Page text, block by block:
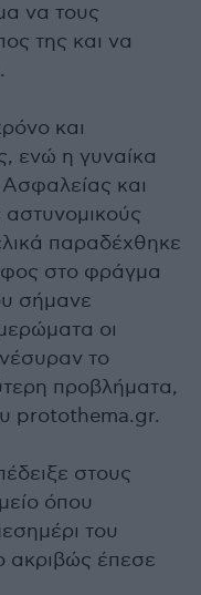
να τους
της και να
και
ενώ η γυναίκα
και
παραδέχθηκε
στο φράγμα
σήμανε
οι
το
προβλήματα,
protothema.gr.
στους
όπου
του
ακριβώς έπεσε